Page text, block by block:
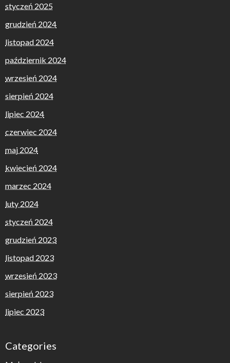
styczeń 2025
grudzień 2024
listopad 2024
październik 2024
wrzesień 2024
sierpień 2024
lipiec 2024
czerwiec 2024
maj 2024
kwiecień 2024
marzec 2024
luty 2024
styczeń 2024
grudzień 2023
listopad 2023
wrzesień 2023
sierpień 2023
lipiec 2023
Categories